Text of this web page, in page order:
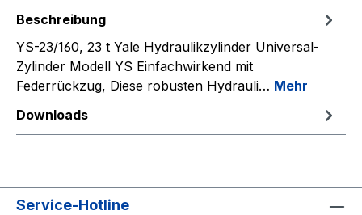
Beschreibung
YS-23/160, 23 t Yale Hydraulikzylinder Universal-
Zylinder Modell YS Einfachwirkend mit
Federrückzug, Diese robusten Hydrauli… Mehr
Downloads
Service-Hotline